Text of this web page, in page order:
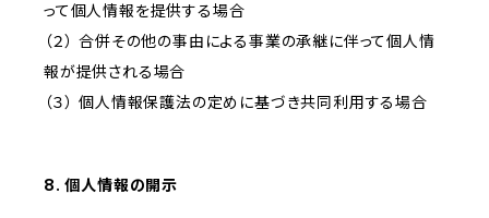
って個人情報を提供する場合
（２） 合併その他の事由による事業の承継に伴って個人情
報が提供される場合
（３） 個人情報保護法の定めに基づき共同利用する場合
8. 個人情報の開示